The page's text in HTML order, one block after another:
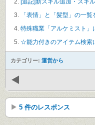
[追記]新スキル追加・スキ
「表情」と「髪型」の一
特殊職業「アルケミスト」
☆能力付きのアイテム検索
カテゴリー: 運営から
5 件のレスポンス